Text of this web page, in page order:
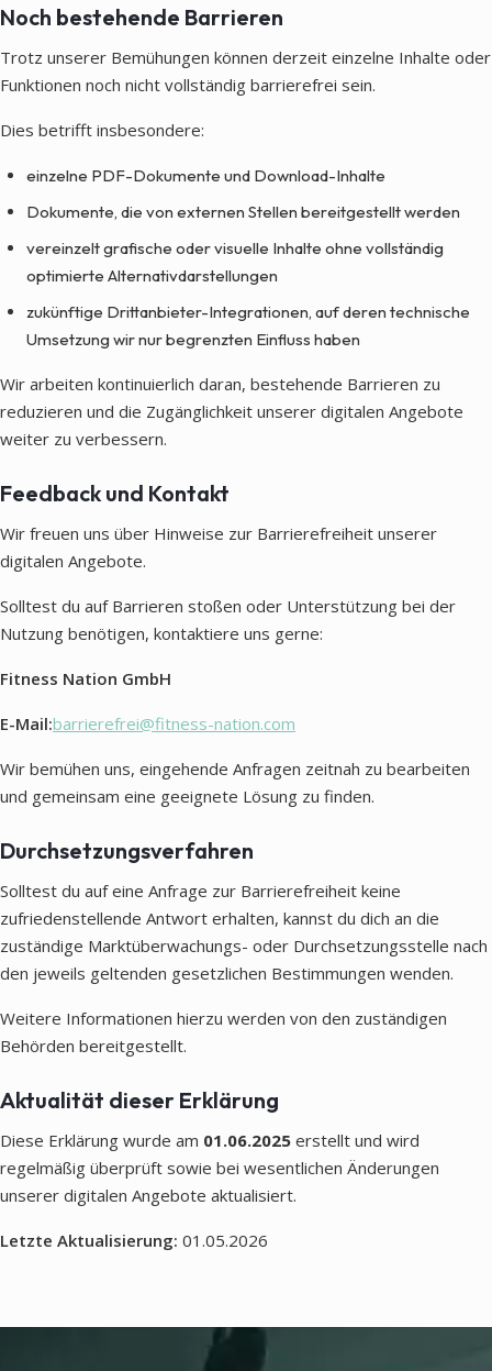
Noch bestehende Barrieren
Trotz unserer Bemühungen können derzeit einzelne Inhalte oder
Funktionen noch nicht vollständig barrierefrei sein.
Dies betrifft insbesondere:
einzelne PDF-Dokumente und Download-Inhalte
Dokumente, die von externen Stellen bereitgestellt werden
vereinzelt grafische oder visuelle Inhalte ohne vollständig
optimierte Alternativdarstellungen
zukünftige Drittanbieter-Integrationen, auf deren technische
Umsetzung wir nur begrenzten Einfluss haben
Wir arbeiten kontinuierlich daran, bestehende Barrieren zu
reduzieren und die Zugänglichkeit unserer digitalen Angebote
weiter zu verbessern.
Feedback und Kontakt
Wir freuen uns über Hinweise zur Barrierefreiheit unserer
digitalen Angebote.
Solltest du auf Barrieren stoßen oder Unterstützung bei der
Nutzung benötigen, kontaktiere uns gerne:
Fitness Nation GmbH
E-Mail:barrierefrei@fitness-nation.com
Wir bemühen uns, eingehende Anfragen zeitnah zu bearbeiten
und gemeinsam eine geeignete Lösung zu finden.
Durchsetzungsverfahren
Solltest du auf eine Anfrage zur Barrierefreiheit keine
zufriedenstellende Antwort erhalten, kannst du dich an die
zuständige Marktüberwachungs- oder Durchsetzungsstelle nach
den jeweils geltenden gesetzlichen Bestimmungen wenden.
Weitere Informationen hierzu werden von den zuständigen
Behörden bereitgestellt.
Aktualität dieser Erklärung
Diese Erklärung wurde am 01.06.2025 erstellt und wird
regelmäßig überprüft sowie bei wesentlichen Änderungen
unserer digitalen Angebote aktualisiert.
Letzte Aktualisierung: 01.05.2026